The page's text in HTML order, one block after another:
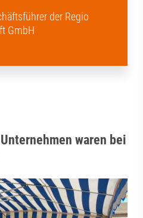
der Regio
GmbH
waren bei